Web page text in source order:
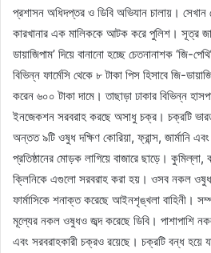
প্রশাসন অধিদপ্তর ও ডিবি অভিযান চালায়।
কারখানার এক মালিককে আটক করে পুলিশ। সূত্র
ডায়াজিপাম’ দিয়ে বানানো হচ্ছে চেতনানাশক ‘জি-
বিভিন্ন ফার্মেসি থেকে ৮ টাকা পিস হিসাবে জি-
করেন ৬০০ টাকা দামে। তাছাড়া ঢাকার বিভিন্ন
ইনজেকশন সরবরাহ করছে অসাধু চক্র। চক্রটি ভারত
অন্তত ৯টি ওষুধ দক্ষিণ কোরিয়া, ফ্রান্স, জার্মানি
প্রতিষ্ঠানের মোড়ক লাগিয়ে বাজারে ছাড়ে। কুমিল্লা,
ক্লিনিকে এগুলো সরবরাহ করা হয়। ওসব নকল ওষুধ
ফার্মাসিকে শনাক্ত করেছে আইনশৃঙ্খলা বাহিনী।
মূল্যের নকল ওষুধও জব্দ করেছে ডিবি। পাশাপাশি
এবং সরবরাহকারী চক্রও রয়েছে। চক্রটি বন্ধ হয়ে